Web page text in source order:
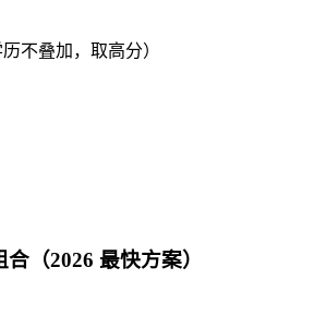
不叠加，取高分）
（2026 最快方案）